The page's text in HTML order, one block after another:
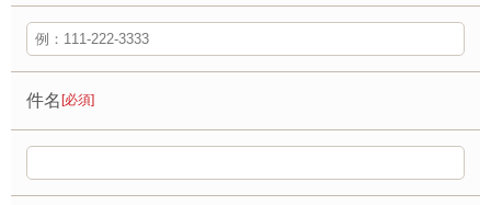
件名 [必須]